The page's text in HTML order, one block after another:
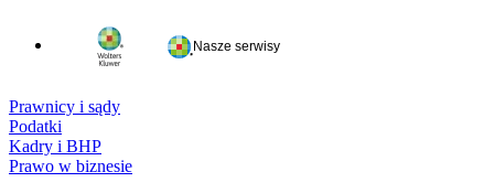
Nasze serwisy
Prawnicy i sądy
Podatki
Kadry i BHP
Prawo w biznesie